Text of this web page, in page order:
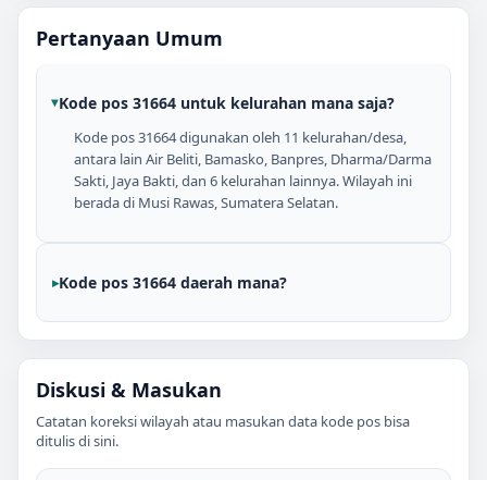
Pertanyaan Umum
Kode pos 31664 untuk kelurahan mana saja?
Kode pos 31664 digunakan oleh 11 kelurahan/desa,
antara lain Air Beliti, Bamasko, Banpres, Dharma/Darma
Sakti, Jaya Bakti, dan 6 kelurahan lainnya. Wilayah ini
berada di Musi Rawas, Sumatera Selatan.
Kode pos 31664 daerah mana?
Diskusi & Masukan
Catatan koreksi wilayah atau masukan data kode pos bisa
ditulis di sini.